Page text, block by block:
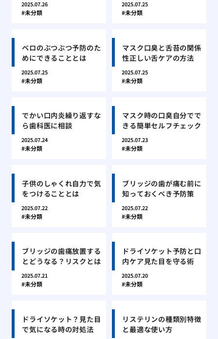
2025.07.26
未分類
2025.07.25
未分類
ベロのぶつぶつ予防のた
めにできることとは
2025.07.25
未分類
マスク口臭と舌苔の関係
性正しい舌ケアの方法
2025.07.25
未分類
でかい口内炎繰り返すな
ら歯科医に相談
2025.07.24
未分類
マスク時の口臭自分でで
きる簡単セルフチェック
2025.07.23
未分類
子供のしゃくれ自力で気
をつけることとは
2025.07.22
未分類
ブリッジの歯が痛む前に
知っておくべき予防策
2025.07.22
未分類
ブリッジの歯痛放置する
とどうなる？リスクとは
2025.07.21
未分類
ドライソケット予防と口
内ケア見た目を守る術
2025.07.20
未分類
ドライソケット？見た目
で気になる時の対処法
リステリンの種類別特徴
と最適な使い方